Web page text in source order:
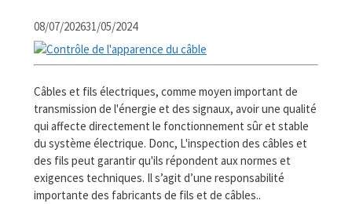
08/07/202631/05/2024
Câbles et fils électriques, comme moyen important de
transmission de l'énergie et des signaux, avoir une qualité
qui affecte directement le fonctionnement sûr et stable
du système électrique. Donc, L'inspection des câbles et
des fils peut garantir qu'ils répondent aux normes et
exigences techniques. Il s’agit d’une responsabilité
importante des fabricants de fils et de câbles..